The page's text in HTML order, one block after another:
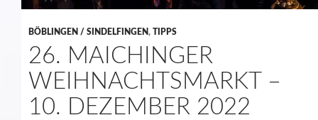
BÖBLINGEN / SINDELFINGEN, TIPPS
26. MAICHINGER
WEIHNACHTSMARKT –
10. DEZEMBER 2022